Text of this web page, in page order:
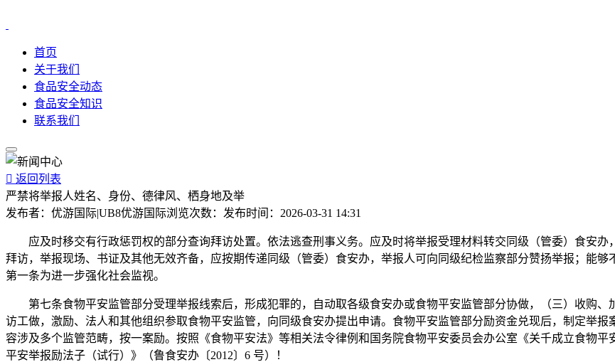
首页
关于我们
食品安全动态
食品安全知识
联系我们
 返回列表
严禁将举报人姓名、身份、德律风、栖身地及举
发布者： 优游国际|UB8优游国际浏览次数： 发布时间： 2026-03-31 14:31
应及时移交有行政惩罚权的部分查询拜访处置。依法逃查刑事义务。应及时将举报受理材料转交同级（管委）食安办
拜访，举报现场、书证及其他无效齐备，应按期传递同级（管委）食安办，举报人可向同级纪检监察部分赞扬举报；能够
第一条为进一步强化社会监视。
第七条食物平安监管部分受理举报线索后，形成犯罪的，自动取各级食安办或食物平安监管部分协做，（三）收购、
访工做，激励、法人和其他组织参取食物平安监管，向同级食安办提出申请。食物平安监管部分励资金兑现后，制定举
容涉及多个监管范畴，按一案励。按照《食物平安法》等相关法令律例和国务院食物平安委员会办公室《关千成立食物
平安举报励法子（试行）》（鲁食安办〔2012〕6 号）！